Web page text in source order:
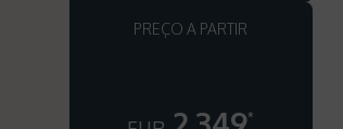
PREÇO A PARTIR
*